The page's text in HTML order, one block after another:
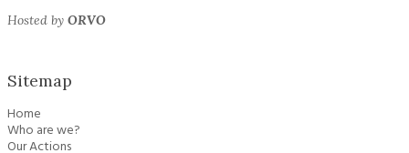
Hosted by ORVO
Sitemap
Home
Who are we?
Our Actions